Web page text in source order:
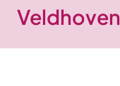
Veldhoven